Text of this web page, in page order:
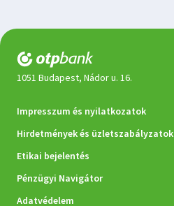
1051 Budapest, Nádor u. 16.
Jogi
dokumentumok
Impresszum és nyilatkozatok
Hirdetmények és üzletszabályzatok
Etikai bejelentés
Pénzügyi Navigátor
Adatvédelem